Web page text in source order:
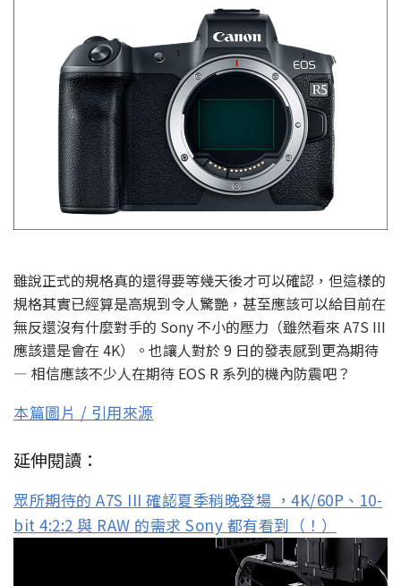
雖說正式的規格真的還得要等幾天後才可以確認，但這樣的
規格其實已經算是高規到令人驚艷，甚至應該可以給目前在
無反還沒有什麼對手的 Sony 不小的壓力（雖然看來 A7S III
應該還是會在 4K）。也讓人對於 9 日的發表感到更為期待
— 相信應該不少人在期待 EOS R 系列的機內防震吧？
本篇圖片 / 引用來源
延伸閱讀：
眾所期待的 A7S III 確認夏季稍晚登場 ，4K/60P、10-
bit 4:2:2 與 RAW 的需求 Sony 都有看到（！）